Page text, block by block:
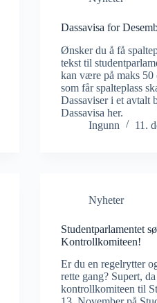
Dassavisa for
Ønsker du å få
tekst til
kan være på maks 50
som får spalteplass
Dassaviser i et avtalt
Dassavisa her.
Ingunn
11.
Nyheter
Studentparlamentet
Kontrollkomiteen!
Er du en regelrytter
rette gang? Supert,
kontrollkomiteen til